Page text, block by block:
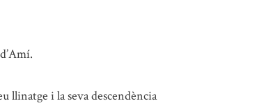
llinatge i la seva descendència